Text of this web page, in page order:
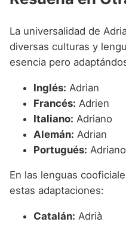
La universalidad de
diversas culturas y
esencia pero
Inglés: Adrian
Francés: Adrien
Italiano: Adriano
Alemán: Adrian
Portugués: Adriano
En las lenguas
estas adaptaciones:
Catalán: Adrià